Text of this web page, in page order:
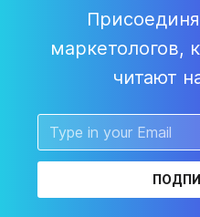
маркетологов,
читают